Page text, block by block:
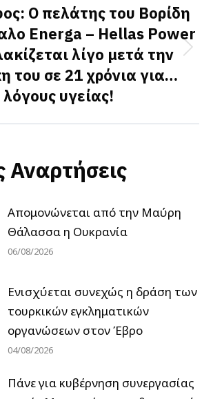
Next
post:
Ο πελάτης του Βορίδη
Energa – Hellas Power
λίγο μετά την
του σε 21 χρόνια για…
λόγους υγείας!
Αναρτήσεις
Απομονώνεται από την Μαύρη
Θάλασσα η Ουκρανία
06/08/2026
Ενισχύεται συνεχώς η δράση των
τουρκικών εγκληματικών
οργανώσεων στον Έβρο
04/08/2026
Πάνε για κυβέρνηση συνεργασίας